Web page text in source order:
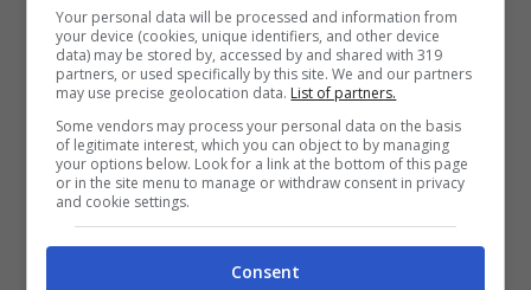
campionato diSerie Avisto che ci ha giocato
per anni. Attenzione ora alla svola a sorpresa
che può essere arrivata per sbloccare
l’affare.
Perché il giocatore vuole a tutti i costi la
l’ha anche dimostrato con
Your personal data will be processed and information from
your device (cookies, unique identifiers, and other device
data) may be stored by, accessed by and shared with 319
partners, or used specifically by this site. We and our partners
may use precise geolocation data. List of partners.
Some vendors may process your personal data on the basis
of legitimate interest, which you can object to by managing
your options below. Look for a link at the bottom of this page
or in the site menu to manage or withdraw consent in privacy
and cookie settings.
Consent